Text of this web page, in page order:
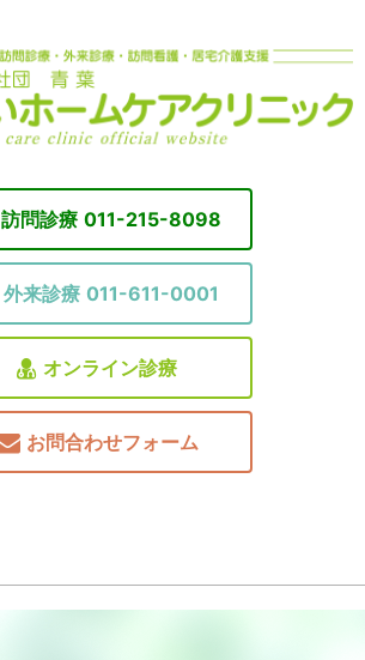
訪問診療 011-215-8098
外来診療 011-611-0001
オンライン診療
お問合わせフォーム